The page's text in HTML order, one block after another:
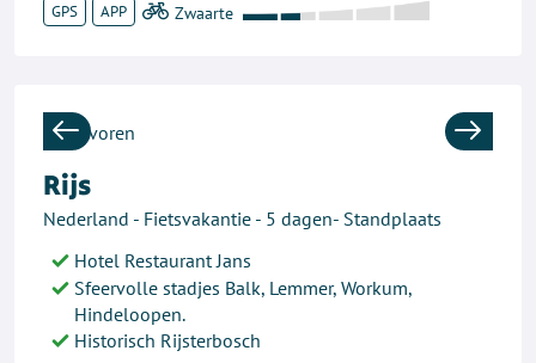
GPS APP
Previous Next
Rijs
Nederland - Fietsvakantie - 5 dagen- Standplaats
Hotel Restaurant Jans
Sfeervolle stadjes Balk, Lemmer, Workum,
Hindeloopen.
Historisch Rijsterbosch